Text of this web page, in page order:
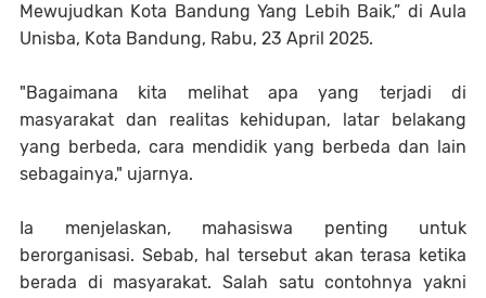
Mewujudkan Kota Bandung Yang Lebih Baik,” di Aula
Unisba, Kota Bandung, Rabu, 23 April 2025.
"Bagaimana kita melihat apa yang terjadi di
masyarakat dan realitas kehidupan, latar belakang
yang berbeda, cara mendidik yang berbeda dan lain
sebagainya," ujarnya.
Ia menjelaskan, mahasiswa penting untuk
berorganisasi. Sebab, hal tersebut akan terasa ketika
berada di masyarakat. Salah satu contohnya yakni